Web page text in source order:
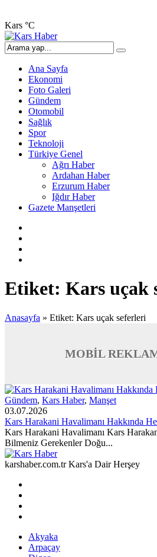
Kars °C
Ana Sayfa
Ekonomi
Foto Galeri
Gündem
Otomobil
Sağlık
Spor
Teknoloji
Türkiye Genel
Ağrı Haber
Ardahan Haber
Erzurum Haber
Iğdır Haber
Gazete Manşetleri
Etiket: Kars uçak
Anasayfa » Etiket: Kars uçak seferleri
MOBİL
Gündem, Kars Haber, Manşet
03.07.2026
Kars Harakani Havalimanı Hakkında
Kars Harakani Havalimanı Kars
Bilmeniz Gerekenler Doğu...
karshaber.com.tr Kars'a Dair Herşey
Akyaka
Arpaçay